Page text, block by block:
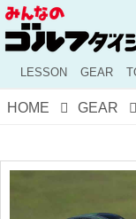
LESSON GEAR
HOME GEAR